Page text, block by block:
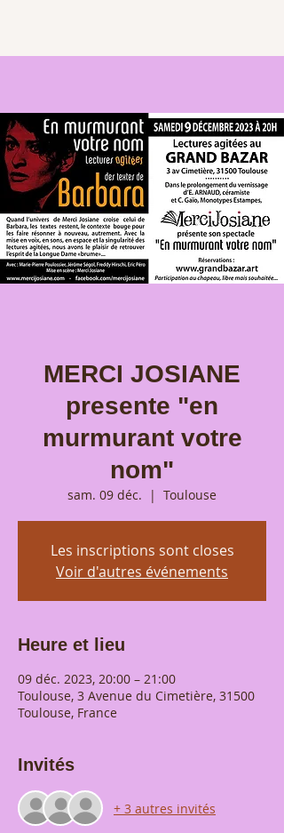
MERCI JOSIANE
presente "en
murmurant votre
nom"
sam. 09 déc.
  |
Toulouse
Les inscriptions sont closes
Voir d'autres événements
Heure et lieu
09 déc. 2023, 20:00 – 21:00
Toulouse, 3 Avenue du Cimetière, 31500
Toulouse, France
Invités
+ 3 autres invités